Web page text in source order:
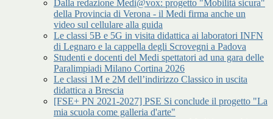
Dalla redazione Medi@vox: progetto "Mobilità sicura"
della Provincia di Verona - il Medi firma anche un
video sul cellulare alla guida
Le classi 5B e 5G in visita didattica ai laboratori INFN
di Legnaro e la cappella degli Scrovegni a Padova
Studenti e docenti del Medi spettatori ad una gara delle
Paralimpiadi Milano Cortina 2026
Le classi 1M e 2M dell’indirizzo Classico in uscita
didattica a Brescia
[FSE+ PN 2021-2027] PSE Si conclude il progetto "La
mia scuola come galleria d'arte"